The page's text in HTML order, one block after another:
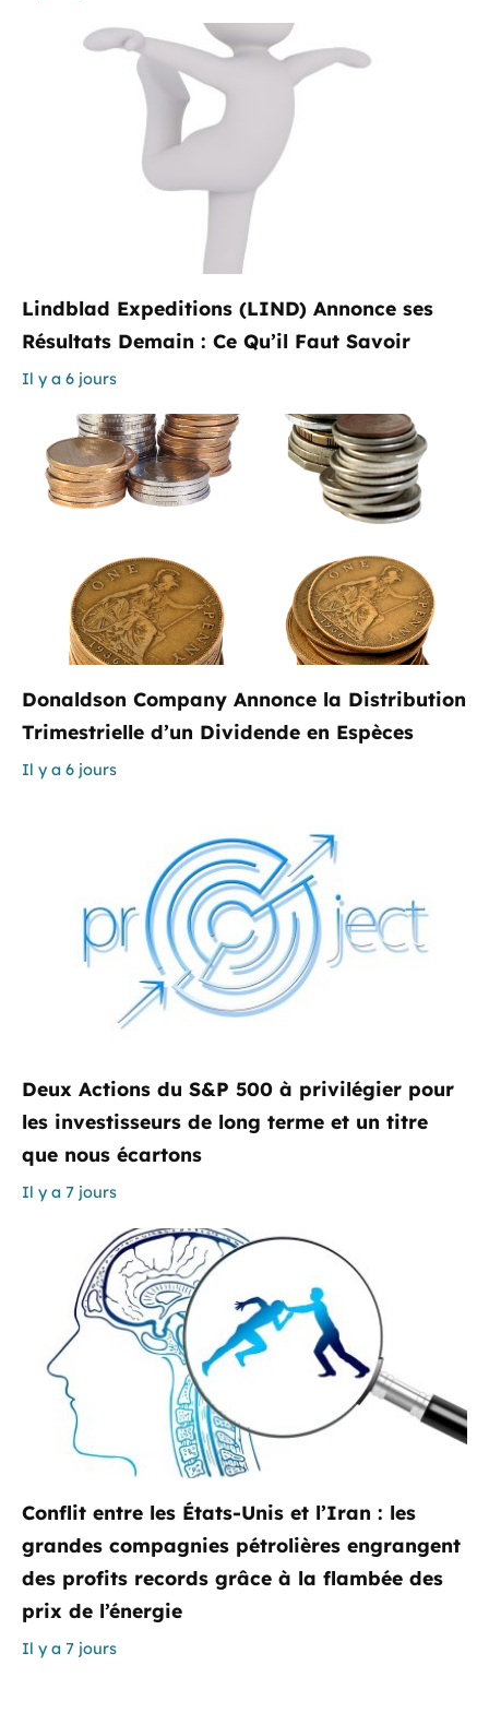
Lindblad Expeditions (LIND) Annonce ses
Résultats Demain : Ce Qu’il Faut Savoir
Il y a 6 jours
Donaldson Company Annonce la Distribution
Trimestrielle d’un Dividende en Espèces
Il y a 6 jours
Deux Actions du S&P 500 à privilégier pour
les investisseurs de long terme et un titre
que nous écartons
Il y a 7 jours
Conflit entre les États-Unis et l’Iran : les
grandes compagnies pétrolières engrangent
des profits records grâce à la flambée des
prix de l’énergie
Il y a 7 jours